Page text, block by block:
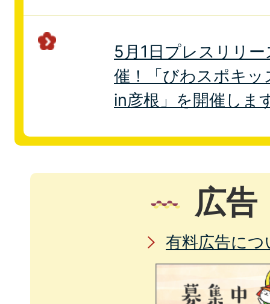
5月1日プレスリリ
催！「びわスポキ
in彦根」を開催しま
広告
有料広告につ